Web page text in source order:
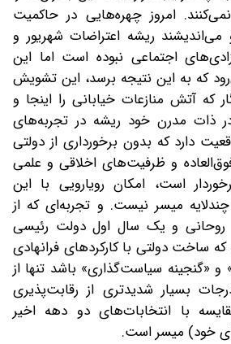
امروز چهره‌هایی در حاکمیت
می‌اندیشند ریشه اعتراضات شهریور و
اجتماعی نبوده است اما این
که به این نتیجه برسد، این تشویش
که آتش منازعات خیابانی را اینجا و
ذات مدرن خود ریشه در تجربه‌های
دارد که بدون برخورداری از دولتی
و ظرفیت‌های اخلاقی و علمی
است، امکان رویارویی با این
میسر نیست. و تجربه‌ای که از
و یک سال اول دولت رئیسی
ساخت دولتی با کارکردهای فرانهادی
«گنجینه سیاست‌گذاری» باشد تنها از
بسیار شدیدتری از رقابت‌پذیری
با انتخابات‌های دو دهه اخیر